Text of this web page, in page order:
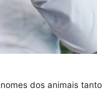
dos animais tanto